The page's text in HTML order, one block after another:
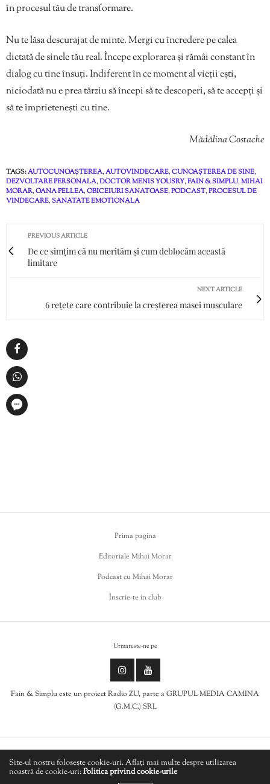
în procesul tău de transformare.
Nu te lăsa descurajat de minte. Mergi cu încredere pe calea
dictată de sinele tău real. Începe explorarea și rămâi constant în
dialog cu tine însuți. Indiferent în ce moment al vieții ești,
niciodată nu e prea târziu să începi să te descoperi, să te accepți și
să te împrietenești cu tine.
Mădălina Costache
TAGS:AUTOCUNOAȘTEREA,AUTOVINDECARE,CUNOAȘTEREA DE SINE,
DEZVOLTARE PERSONALA,DOCTOR MENIS YOUSRY,FAIN & SIMPLU,MIHAI
MORAR,OANA PELLEA,OBICEIURI SANATOASE,PODCAST,PROCESUL DE
VINDECARE,SANATATE EMOTIONALA
PREVIOUS ARTICLE
De ce simțim că nu merităm și cum deblocăm această
limitare
NEXT ARTICLE
6 rețete care contribuie la creșterea masei musculare
Prima pagina
Editoriale Mihai Morar
Podcast cu Mihai Morar
Înscrie-te in club
Urmareste-ne pe
Fain & Simplu este un proiect Radio ZU, parte a GRUPUL MEDIA CAMINA
(G.M.C.) SRL
Politica de cookies
Site-ul nostru folosește cookie-uri. Aflați mai multe despre utilizarea
noastră de cookie-uri:Politica privind cookie-urile